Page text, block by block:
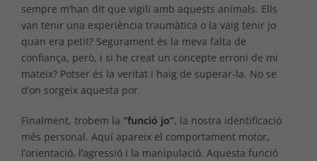
sempre m’han dit que vigili amb aquests animals. Ells
van tenir una experiència traumàtica o la vaig tenir jo
quan era petit? Segurament és la meva falta de
confiança, però, i si he creat un concepte erroni de mi
mateix? Potser és la veritat i haig de superar-la. No se
d’on sorgeix aquesta por.
Finalment, trobem la “funció jo”, la nostra identificació
més personal. Aquí apareix el comportament motor,
l’orientació, l’agressió i la manipulació. Aquesta funció